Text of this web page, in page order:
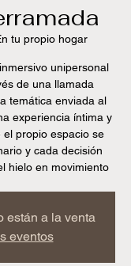
tu propio hogar
unipersonal
de una llamada
temática enviada al
experiencia íntima y
propio espacio se
y cada decisión
hielo en movimiento
están a la venta
eventos